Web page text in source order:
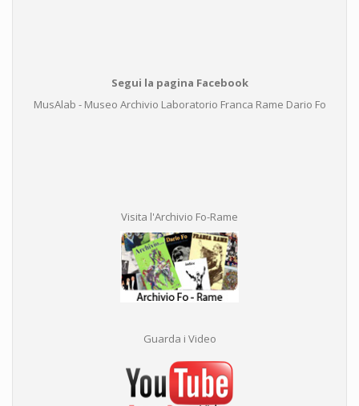
Segui la pagina Facebook
MusAlab - Museo Archivio Laboratorio Franca Rame Dario Fo
Visita l'Archivio Fo-Rame
Guarda i Video